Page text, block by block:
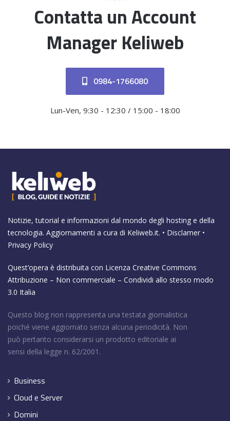
Contatta un Account
Manager Keliweb
0984-1766080
Lun-Ven, 9:30 - 12:30 / 15:00 - 18:00
Notizie, tutorial e informazioni dal mondo degli hosting e della
tecnologia. Aggiornamenti a cura di Keliweb.it. • Disclamer •
Privacy Policy
Quest’opera è distribuita con Licenza Creative Commons
Attribuzione – Non commerciale – Condividi allo stesso modo
3.0 Italia
Questo blog non rappresenta una testata giornalistica
poiché viene aggiornato senza alcuna periodicità. Non
può pertanto considerarsi un prodotto editoriale ai
sensi della legge n. 62/2001.
Business
Cloud e Server
Domini